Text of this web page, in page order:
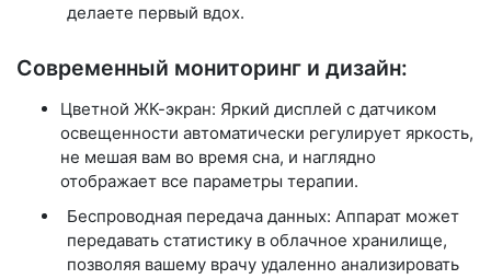
делаете первый вдох.
Современный мониторинг и дизайн:
Цветной ЖК-экран: Яркий дисплей с датчиком
освещенности автоматически регулирует яркость,
не мешая вам во время сна, и наглядно
отображает все параметры терапии.
Беспроводная передача данных: Аппарат может
передавать статистику в облачное хранилище,
позволяя вашему врачу удаленно анализировать